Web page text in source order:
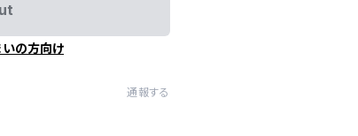
の方向け
通報する